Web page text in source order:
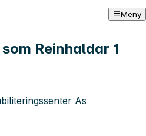
Meny
Reinhaldar 1
As